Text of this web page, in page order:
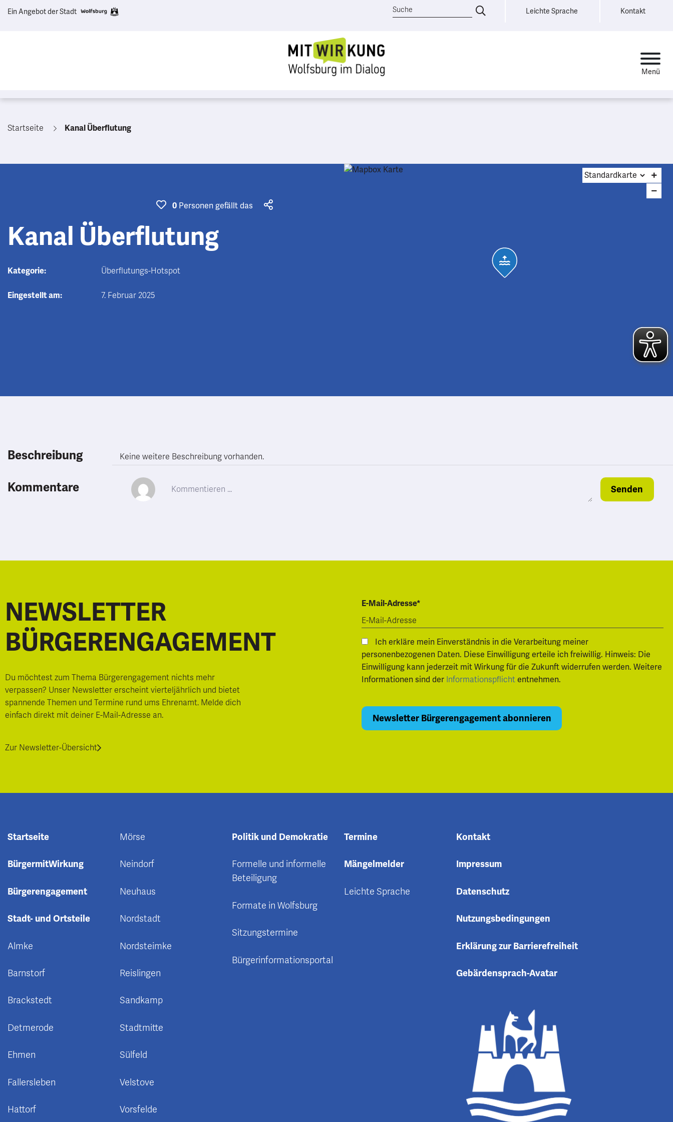
Ein Angebot der Stadt Leichte Sprache Kontakt
Startseite Kanal Überflutung
0 Personen gefällt das
Kanal Überflutung
Kategorie: Überflutungs-Hotspot
Eingestellt am: 7. Februar 2025
Beschreibung Keine weitere Beschreibung vorhanden.
Kommentare Senden
NEWSLETTER
BÜRGERENGAGEMENT
Du möchtest zum Thema Bürgerengagement nichts mehr
verpassen? Unser Newsletter erscheint vierteljährlich und bietet
spannende Themen und Termine rund ums Ehrenamt. Melde dich
einfach direkt mit deiner E-Mail-Adresse an.
Zur Newsletter-Übersicht
E-Mail-Adresse*
Ich erkläre mein Einverständnis in die Verarbeitung meiner
personenbezogenen Daten. Diese Einwilligung erteile ich freiwillig. Hinweis: Die
Einwilligung kann jederzeit mit Wirkung für die Zukunft widerrufen werden. Weitere
Informationen sind der Informationspflicht entnehmen.
Startseite
BürgermitWirkung
Bürgerengagement
Stadt- und Ortsteile
Almke
Barnstorf
Brackstedt
Detmerode
Ehmen
Fallersleben
Hattorf
Mörse
Neindorf
Neuhaus
Nordstadt
Nordsteimke
Reislingen
Sandkamp
Stadtmitte
Sülfeld
Velstove
Vorsfelde
Politik und Demokratie
Formelle und informelle
Beteiligung
Formate in Wolfsburg
Sitzungstermine
Bürgerinformationsportal
Termine
Mängelmelder
Leichte Sprache
Kontakt
Impressum
Datenschutz
Nutzungsbedingungen
Erklärung zur Barrierefreiheit
Gebärdensprach-Avatar